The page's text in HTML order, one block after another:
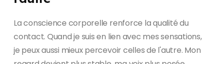
La conscience corporelle renforce la qualité du
contact. Quand je suis en lien avec mes sensations,
je peux aussi mieux percevoir celles de l'autre. Mon